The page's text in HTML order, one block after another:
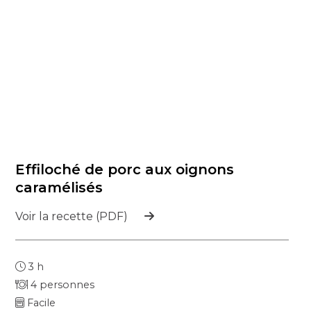
Effiloché de porc aux oignons
caramélisés
Voir la recette (PDF)
3 h
4 personnes
Facile